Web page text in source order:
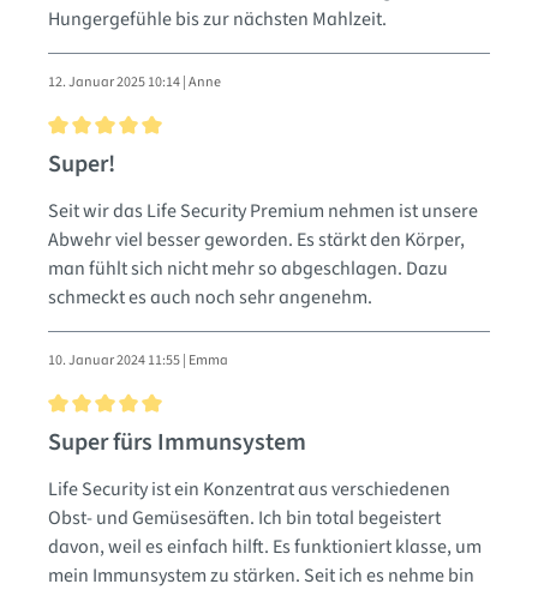
Hungergefühle bis zur nächsten Mahlzeit.
12. Januar 2025 10:14 | Anne
Bewertung mit 5 von 5 Sternen
Super!
Seit wir das Life Security Premium nehmen ist unsere
Abwehr viel besser geworden. Es stärkt den Körper,
man fühlt sich nicht mehr so abgeschlagen. Dazu
schmeckt es auch noch sehr angenehm.
10. Januar 2024 11:55 | Emma
Bewertung mit 5 von 5 Sternen
Super fürs Immunsystem
Life Security ist ein Konzentrat aus verschiedenen
Obst- und Gemüsesäften. Ich bin total begeistert
davon, weil es einfach hilft. Es funktioniert klasse, um
mein Immunsystem zu stärken. Seit ich es nehme bin